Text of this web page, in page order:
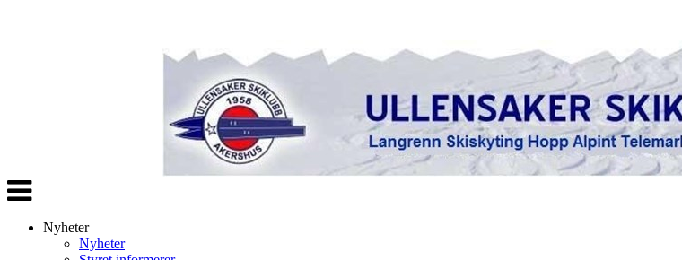
Veksle
navigasjon
Nyheter
Nyheter